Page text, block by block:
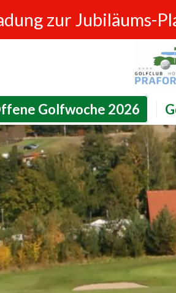
Golfwoche 2026
zur Jubiläums-